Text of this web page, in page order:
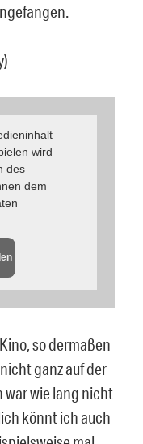
wird
des
dem
so dermaßen
ganz auf der
war wie lang nicht
könnt ich auch